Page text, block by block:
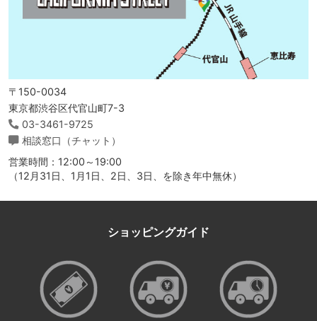
〒150-0034
東京都渋谷区代官山町7-3
03-3461-9725
相談窓口（チャット）
営業時間：12:00～19:00
（12月31日、1月1日、2日、3日、を除き年中無休）
ショッピングガイド